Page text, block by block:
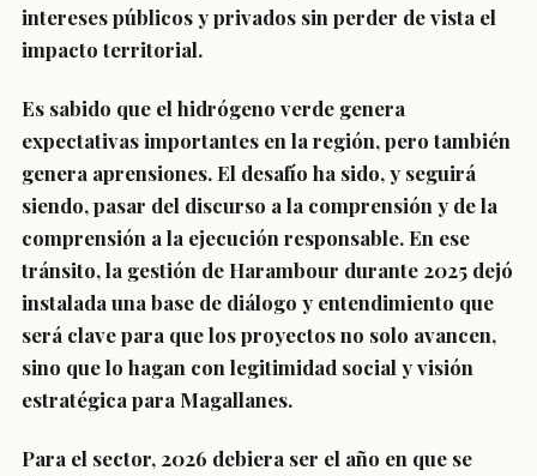
intereses públicos y privados sin perder de vista el
impacto territorial.
Es sabido que el hidrógeno verde genera
expectativas importantes en la región, pero también
genera aprensiones. El desafío ha sido, y seguirá
siendo, pasar del discurso a la comprensión y de la
comprensión a la ejecución responsable. En ese
tránsito, la gestión de Harambour durante 2025 dejó
instalada una base de diálogo y entendimiento que
será clave para que los proyectos no solo avancen,
sino que lo hagan con legitimidad social y visión
estratégica para Magallanes.
Para el sector, 2026 debiera ser el año en que se